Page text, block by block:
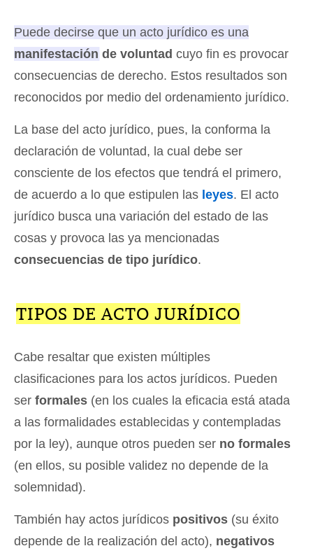
Puede decirse que un acto jurídico es una
manifestación de voluntad cuyo fin es provocar
consecuencias de derecho. Estos resultados son
reconocidos por medio del ordenamiento jurídico.
La base del acto jurídico, pues, la conforma la
declaración de voluntad, la cual debe ser
consciente de los efectos que tendrá el primero,
de acuerdo a lo que estipulen las leyes. El acto
jurídico busca una variación del estado de las
cosas y provoca las ya mencionadas
consecuencias de tipo jurídico.
TIPOS DE ACTO JURÍDICO
Cabe resaltar que existen múltiples
clasificaciones para los actos jurídicos. Pueden
ser formales (en los cuales la eficacia está atada
a las formalidades establecidas y contempladas
por la ley), aunque otros pueden ser no formales
(en ellos, su posible validez no depende de la
solemnidad).
También hay actos jurídicos positivos (su éxito
depende de la realización del acto), negativos